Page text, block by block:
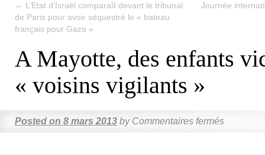
← L’Etat d’Israël comparaît devant le tribunal
de Paris pour avoir séquestré le « bateau
français pour Gaza »
Journée
A Mayotte, des enfants
« voisins vigilants »
Posted on 8 mars 2013 by Commentaires fermés